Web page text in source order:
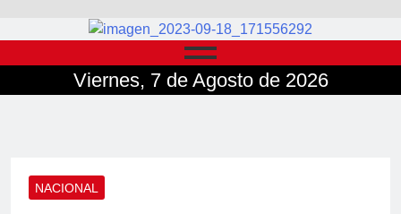
Viernes, 7 de Agosto de 2026
NACIONAL